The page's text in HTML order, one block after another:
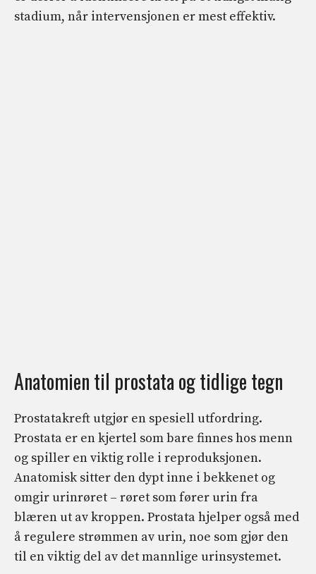
stadium, når intervensjonen er mest effektiv.
Anatomien til prostata og tidlige tegn
Prostatakreft utgjør en spesiell utfordring.
Prostata er en kjertel som bare finnes hos menn
og spiller en viktig rolle i reproduksjonen.
Anatomisk sitter den dypt inne i bekkenet og
omgir urinrøret – røret som fører urin fra
blæren ut av kroppen. Prostata hjelper også med
å regulere strømmen av urin, noe som gjør den
til en viktig del av det mannlige urinsystemet.